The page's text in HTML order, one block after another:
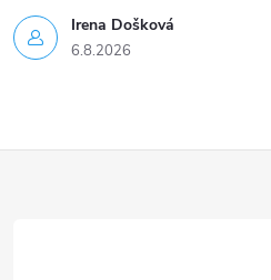
Irena Došková
6.8.2026